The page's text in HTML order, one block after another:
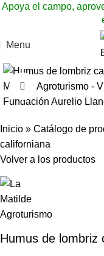
Apoya el campo,
Menu
Click to enlarge
Inicio » Catálogo de
californiana
Volver a los productos
Humus de lombriz